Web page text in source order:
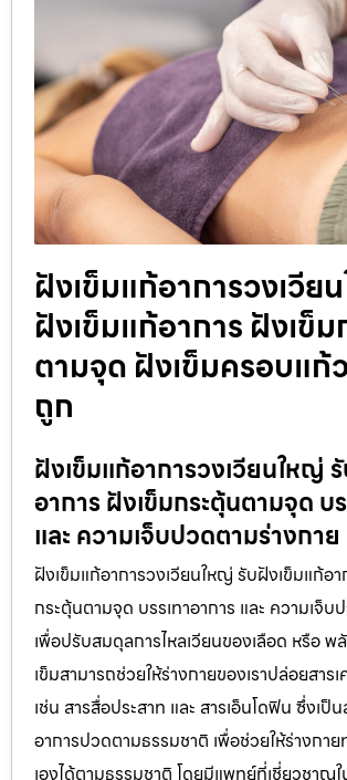
ฝังเข็มแก้อาการวงเวีย
ฝังเข็มแก้อาการ ฝังเข็ม
ตามจุด ฝังเข็มครอบแก้
ถูก
ฝังเข็มแก้อาการวงเวียนใหญ่
อาการ ฝังเข็มกระตุ้นตามจุด บ
และ ความเจ็บปวดตามร่างกาย
ฝังเข็มแก้อาการวงเวียนใหญ่ รับฝังเข็มแก้อา
กระตุ้นตามจุด บรรเทาอาการ และ ความเจ็บ
เพื่อปรับสมดุลการไหลเวียนของเลือด หรือ พ
เข็มสามารถช่วยให้ร่างกายของเราปล่อยสาร
เช่น สารสื่อประสาท และ สารเอ็นโดฟิน ซึ่งเป็น
อาการปวดตามธรรมชาติ เพื่อช่วยให้ร่างกา
เองได้ตามธรรมชาติ โดยมีแพทย์ที่เชี่ยวชาญ